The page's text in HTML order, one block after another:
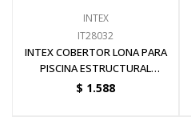
INTEX
IT28032
INTEX COBERTOR LONA PARA
PISCINA ESTRUCTURAL
DIÁMETRO 4.57 METROS
$ 1.588
Piscinas e Inflables
Sanitaria